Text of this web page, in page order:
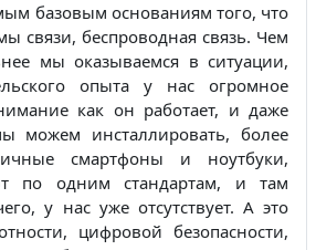
базовым основаниям того, что
связи, беспроводная связь. Чем
мы оказываемся в ситуации,
опыта у нас огромное
как он работает, и даже
можем инсталлировать, более
смартфоны и ноутбуки,
по одним стандартам, и там
у нас уже отсутствует. А это
цифровой безопасности,